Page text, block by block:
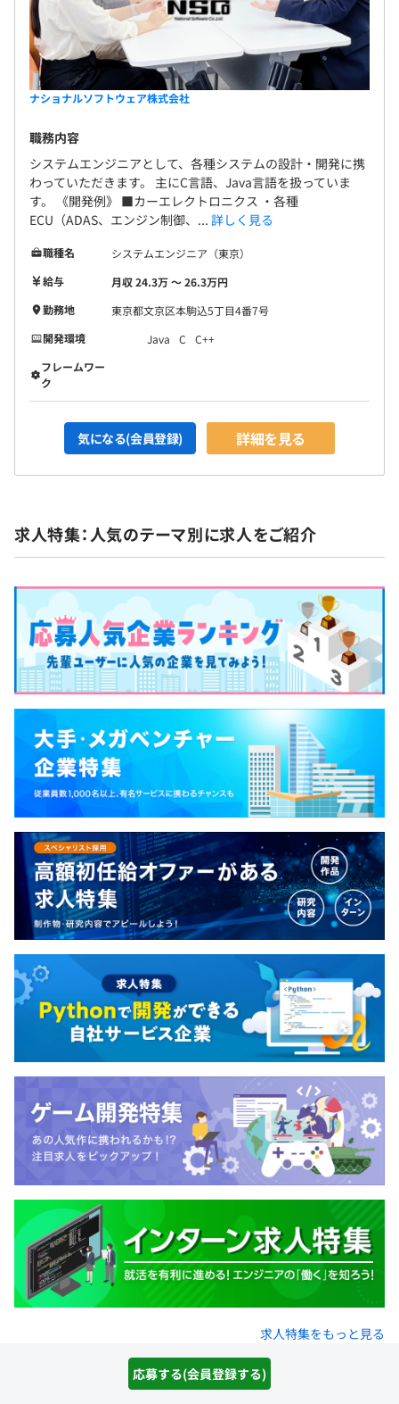
応募する(会員登録する)
ナショナルソフトウェア株式会社
職務内容
システムエンジニアとして、各種システムの設計・開発に携
わっていただきます。 主にC言語、Java言語を扱っていま
す。 《開発例》 ■カーエレクトロニクス ・各種
ECU（ADAS、エンジン制御、... 詳しく見る
職種名
システムエンジニア（東京）
給与
月収 24.3万 〜 26.3万円
勤務地
東京都文京区本駒込5丁目4番7号
開発環境
Java C
C++
フレームワー
ク
気になる(会員登録) 詳細を見る
求人特集：人気のテーマ別に求人をご紹介
求人特集をもっと見る
IT/Webエンジニア求人情報 《28卒関西配属》エンジニア職【業界一割